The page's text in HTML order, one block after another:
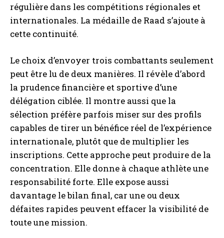
régulière dans les compétitions régionales et
internationales. La médaille de Raad s’ajoute à
cette continuité.
Le choix d’envoyer trois combattants seulement
peut être lu de deux manières. Il révèle d’abord
la prudence financière et sportive d’une
délégation ciblée. Il montre aussi que la
sélection préfère parfois miser sur des profils
capables de tirer un bénéfice réel de l’expérience
internationale, plutôt que de multiplier les
inscriptions. Cette approche peut produire de la
concentration. Elle donne à chaque athlète une
responsabilité forte. Elle expose aussi
davantage le bilan final, car une ou deux
défaites rapides peuvent effacer la visibilité de
toute une mission.